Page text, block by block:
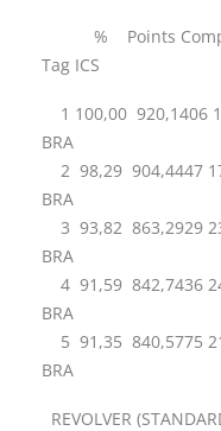
% Points
Tag ICS
1 100,00
BRA
2 98,29
BRA
3 93,82
BRA
4 91,59
BRA
5 91,35
BRA
REVOLVER